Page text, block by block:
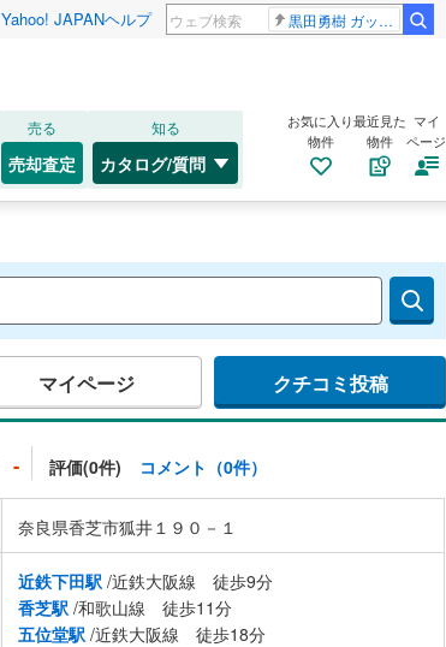
Yahoo! JAPANヘルプ 黒田勇樹 ガッポリ建設
売る
売却査定
知る
カタログ/質問
お気に入り
物件
最近見た
物件
マイ
ページ
マイページ クチコミ投稿
- 評価(0件) コメント（0件）
奈良県香芝市狐井１９０－１
近鉄下田駅 /近鉄大阪線 徒歩9分
香芝駅 /和歌山線 徒歩11分
五位堂駅 /近鉄大阪線 徒歩18分